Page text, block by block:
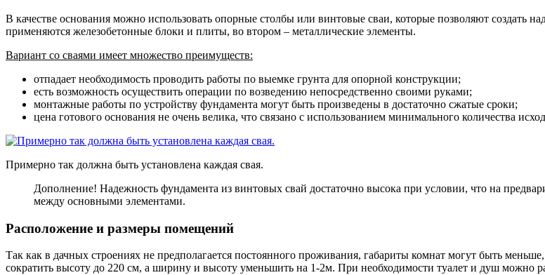
В качестве основания можно использовать опорные столбы или винтовые сваи, которые позволяют создать
применяются железобетонные блоки и плиты, во втором – металлические элементы.
Вариант со сваями имеет множество преимуществ:
отпадает необходимость проводить работы по выемке грунта для опорной конструкции;
есть возможность осуществить операции по возведению непосредственно своими руками;
монтажные работы по устройству фундамента могут быть произведены в достаточно сжатые сроки;
цена готового основания не очень велика, что связано с использованием минимального количества
Примерно так должна быть установлена каждая свая.
Дополнение! Надежность фундамента из винтовых свай достаточно высока при условии, что на
между основными элементами.
Расположение и размеры помещений
Так как в дачных строениях не предполагается постоянного проживания, габариты комнат могут быть
сократить высоту до 220 см, а ширину и высоту уменьшить на 1-2м. При необходимости туалет и душ можно